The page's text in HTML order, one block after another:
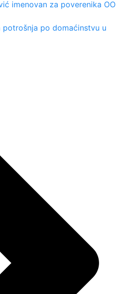
imenovan za poverenika OO
potrošnja po domaćinstvu u